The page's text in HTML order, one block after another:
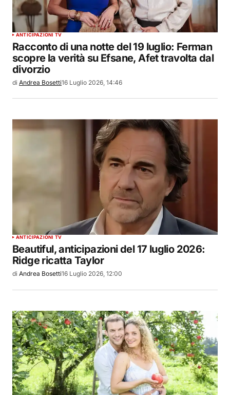
ANTICIPAZIONI TV
Racconto di una notte del 19 luglio: Ferman
scopre la verità su Efsane, Afet travolta dal
divorzio
di Andrea Bosetti16 Luglio 2026, 14:46
ANTICIPAZIONI TV
Beautiful, anticipazioni del 17 luglio 2026:
Ridge ricatta Taylor
di Andrea Bosetti16 Luglio 2026, 12:00